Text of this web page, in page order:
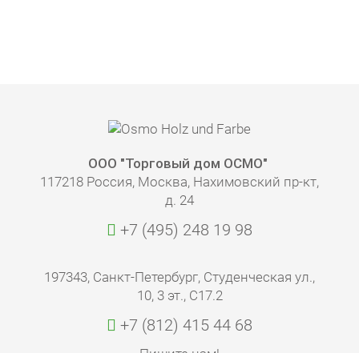
ООО "Торговый дом ОСМО"
117218 Россия, Москва, Нахимовский пр-кт,
д. 24
+7 (495) 248 19 98
197343, Санкт-Петербург, Студенческая ул.,
10, 3 эт., С17.2
+7 (812) 415 44 68